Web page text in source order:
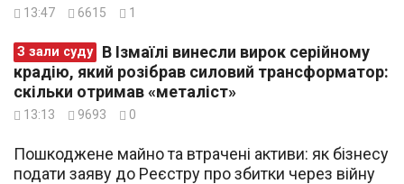
13:47 6615 1
З зали суду
крадію, який розібрав силовий трансформатор:
скільки отримав «металіст»
13:13 9693 0
Пошкоджене майно та втрачені активи: як бізнесу
подати заяву до Реєстру про збитки через війну